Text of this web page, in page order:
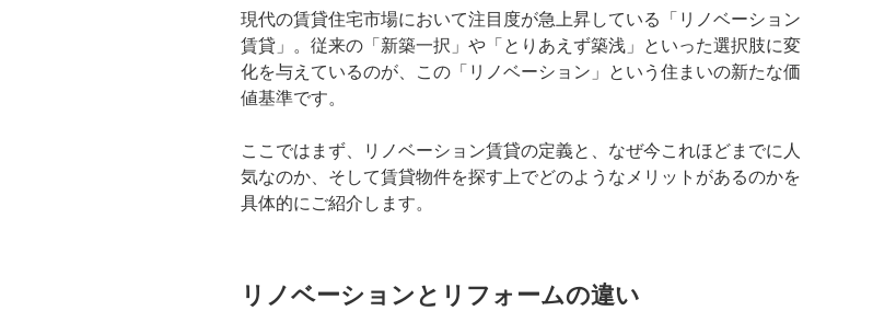
現代の賃貸住宅市場において注目度が急上昇している「リノベーション
賃貸」。従来の「新築一択」や「とりあえず築浅」といった選択肢に変
化を与えているのが、この「リノベーション」という住まいの新たな価
値基準です。
ここではまず、リノベーション賃貸の定義と、なぜ今これほどまでに人
気なのか、そして賃貸物件を探す上でどのようなメリットがあるのかを
具体的にご紹介します。
リノベーションとリフォームの違い